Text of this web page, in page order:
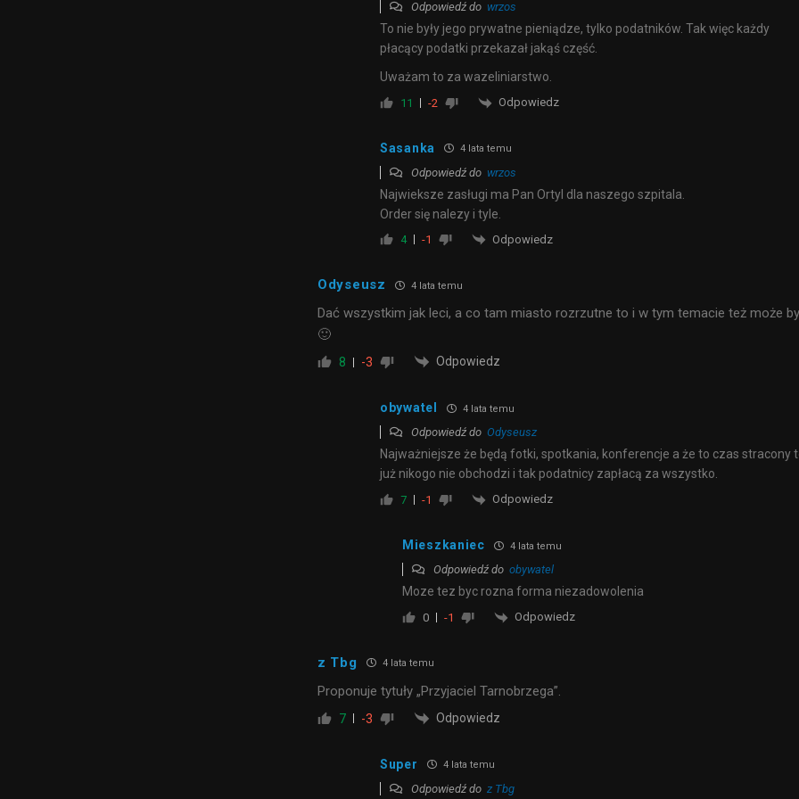
Odpowiedź do wrzos
To nie były jego prywatne pieniądze, tylko podatników. Tak więc każdy
płacący podatki przekazał jakąś część.
Uważam to za wazeliniarstwo.
11 -2 Odpowiedz
Sasanka 4 lata temu
Odpowiedź do wrzos
Najwieksze zasługi ma Pan Ortyl dla naszego szpitala.
Order się nalezy i tyle.
4 -1 Odpowiedz
Odyseusz 4 lata temu
Dać wszystkim jak leci, a co tam miasto rozrzutne to i w tym temacie też może
🙂
8 -3 Odpowiedz
obywatel 4 lata temu
Odpowiedź do Odyseusz
Najważniejsze że będą fotki, spotkania, konferencje a że to czas stracony
już nikogo nie obchodzi i tak podatnicy zapłacą za wszystko.
7 -1 Odpowiedz
Mieszkaniec 4 lata temu
Odpowiedź do obywatel
Moze tez byc rozna forma niezadowolenia
0 -1 Odpowiedz
z Tbg 4 lata temu
Proponuje tytuły „Przyjaciel Tarnobrzega”.
7 -3 Odpowiedz
Super 4 lata temu
Odpowiedź do z Tbg